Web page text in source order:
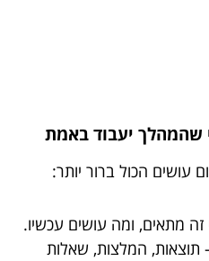
שהמהלך יעבוד באמת
עושים הכול ברור יותר:
מתאים, ומה עושים עכשיו.
תוצאות, המלצות, שאלות